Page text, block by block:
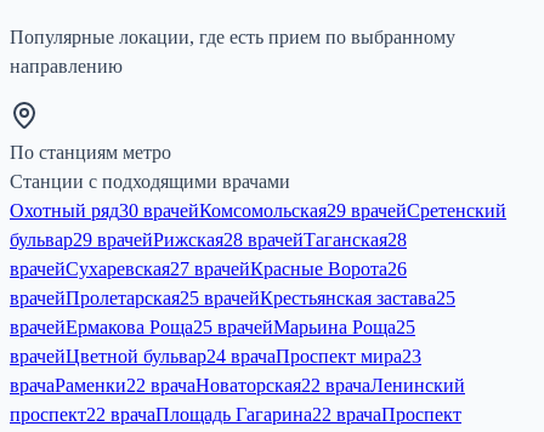
Популярные локации, где есть прием по выбранному
направлению
По станциям метро
Станции с подходящими врачами
Охотный ряд30 врачейКомсомольская29 врачейСретенский
бульвар29 врачейРижская28 врачейТаганская28
врачейСухаревская27 врачейКрасные Ворота26
врачейПролетарская25 врачейКрестьянская застава25
врачейЕрмакова Роща25 врачейМарьина Роща25
врачейЦветной бульвар24 врачаПроспект мира23
врачаРаменки22 врачаНоваторская22 врачаЛенинский
проспект22 врачаПлощадь Гагарина22 врачаПроспект